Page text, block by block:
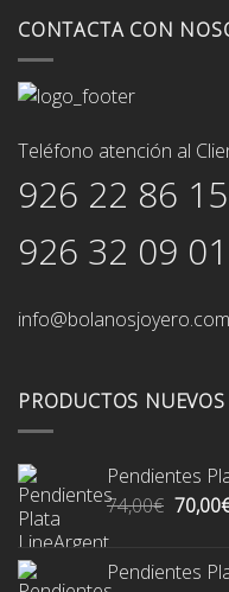
CONTACTA CON
Teléfono atención al
926 22 86 15
926 32 09 01
info@bolanosjoyero.com
PRODUCTOS NUEVOS
Pendientes
74,00€ El
era:
70,00
Pendientes